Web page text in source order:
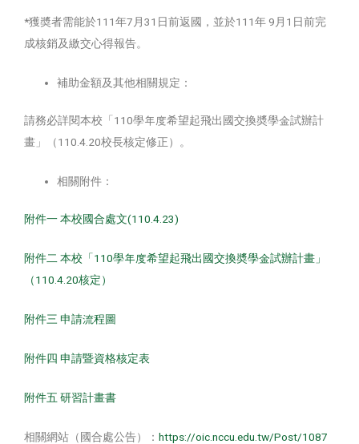
*獲奬者需能於111年7月31日前返國，並於111年 9月1日前完
成核銷及繳交心得報告。
補助金額及其他相關規定：
請務必詳閱本校「110學年度希望起飛出國交換奬學金試辦計
畫」（110.4.20校長核定修正）。
相關附件：
附件一 本校國合處文(110.4.23)
附件二 本校「110學年度希望起飛出國交換奬學金試辦計畫」
（110.4.20核定）
附件三 申請流程圖
附件四 申請暨資格核定表
附件五 研習計畫書
相關網站（國合處公告）： https://oic.nccu.edu.tw/Post/1087